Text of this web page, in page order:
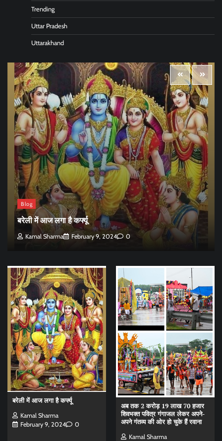
Trending
Uttar Pradesh
Uttarakhand
Blog
बरेली में आज लगा है कर्फ्यू
Kamal Sharma February 9, 2024 0
बरेली में आज लगा है कर्फ्यू
Kamal Sharma
February 9, 2024
0
अब तक 2 करोड़ 19 लाख 70 हजार
शिवभक्त पवित्र गंगाजल लेकर अपने-
अपने गंतव्य की ओर हो चुके हैं रवाना
Kamal Sharma